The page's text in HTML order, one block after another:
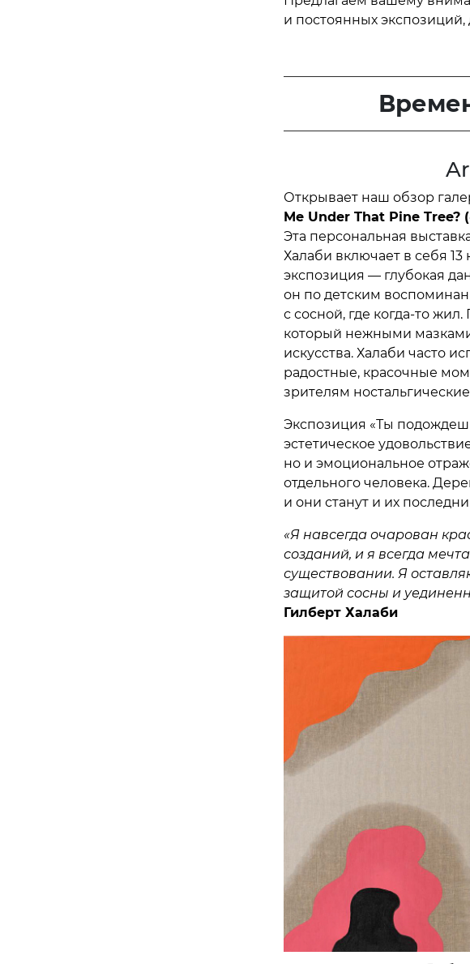
и постоянных
Открывает наш обзор
Me Under That Pine Tree?
Эта персональная
Халаби включает в себя
экспозиция — глубокая
он по детским
с сосной, где когда-то
который нежными
искусства. Халаби часто
радостные, красочные
зрителям ностальгические
Экспозиция «Ты
эстетическое
но и эмоциональное
отдельного человека.
и они станут и их
«Я навсегда очарован
созданий, и я всегда
существовании. Я
защитой сосны и
Гилберт Халаби